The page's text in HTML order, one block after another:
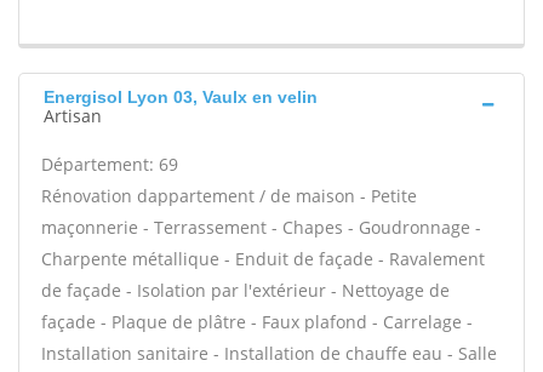
Energisol Lyon 03, Vaulx en velin
Artisan
Département: 69
Rénovation dappartement / de maison - Petite
maçonnerie - Terrassement - Chapes - Goudronnage -
Charpente métallique - Enduit de façade - Ravalement
de façade - Isolation par l'extérieur - Nettoyage de
façade - Plaque de plâtre - Faux plafond - Carrelage -
Installation sanitaire - Installation de chauffe eau - Salle